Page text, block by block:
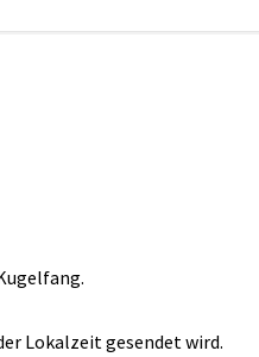
Lokalzeit gesendet wird.